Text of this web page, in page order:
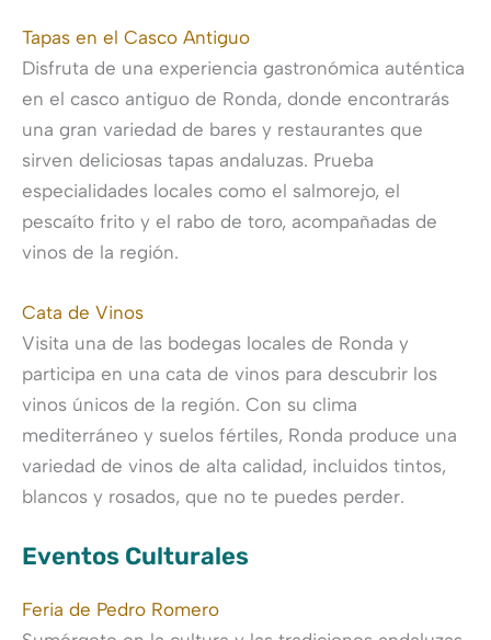
Tapas en el Casco Antiguo
Disfruta de una experiencia gastronómica auténtica
en el casco antiguo de Ronda, donde encontrarás
una gran variedad de bares y restaurantes que
sirven deliciosas tapas andaluzas. Prueba
especialidades locales como el salmorejo, el
pescaíto frito y el rabo de toro, acompañadas de
vinos de la región.
Cata de Vinos
Visita una de las bodegas locales de Ronda y
participa en una cata de vinos para descubrir los
vinos únicos de la región. Con su clima
mediterráneo y suelos fértiles, Ronda produce una
variedad de vinos de alta calidad, incluidos tintos,
blancos y rosados, que no te puedes perder.
Eventos Culturales
Feria de Pedro Romero